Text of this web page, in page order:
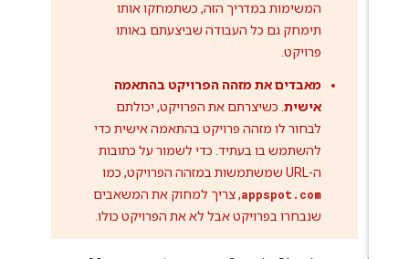
המשימות במדריך הזה, כשתמחקו אותו
תימחק גם כל העבודה שביצעתם באותו
פרויקט.
מאבדים את מזהה הפרויקט בהתאמה
אישית. כשיצרתם את הפרויקט, יכולתם
לבחור לו מזהה פרויקט בהתאמה אישית כדי
להשתמש בו בעתיד. כדי לשמור על כתובות
appspot.com, צריך למחוק את המשאבים
שנבחרו בפרויקט אבל לא את הפרויקט כולו.